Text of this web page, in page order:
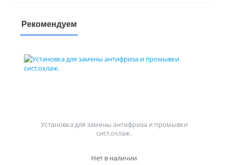
Рекомендуем
Установка для замены антифриза и промывки
сист.охлаж.
Нет в наличии